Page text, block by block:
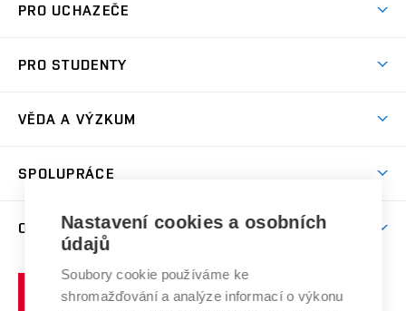
Koleje
Sport na VUT
Brno
PRO UCHAZEČE
Dny otevřených dveří
Celoživotní vzdělávání
E-přihláška
PRO STUDENTY
Harmonogram akademického roku
Závěrečné práce
Doktorské studium
Zpracování osobních údajů studentů
Sociální bezpečí
Studium bez bariér
Podpora podnikání
VĚDA A VÝZKUM
Mezinárodní vědecká rada
Systém zajišťování kvality výzkumu
Výzkumné infrastruktury
SPOLUPRÁCE
Firemní spolupráce
Zahraniční spolupráce
Spolupráce se školami
Služby univerzity
O UNIVERZITĚ
Profil univerzity
Udržitelná univerzita
učení
Nastavení cookies a osobních
údajů
Soubory cookie používáme ke
shromažďování a analýze informací o výkonu